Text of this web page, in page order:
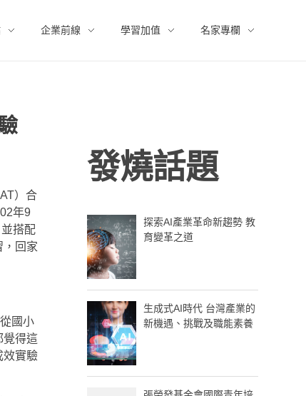
企業前線 學習加值 名家專欄
）合
年9
搭配
，回家
國小
覺得這
效實驗
發燒話題
探索AI產業革命新趨勢 教
育變革之道
生成式AI時代 台灣產業的
新機遇、挑戰及職能素養